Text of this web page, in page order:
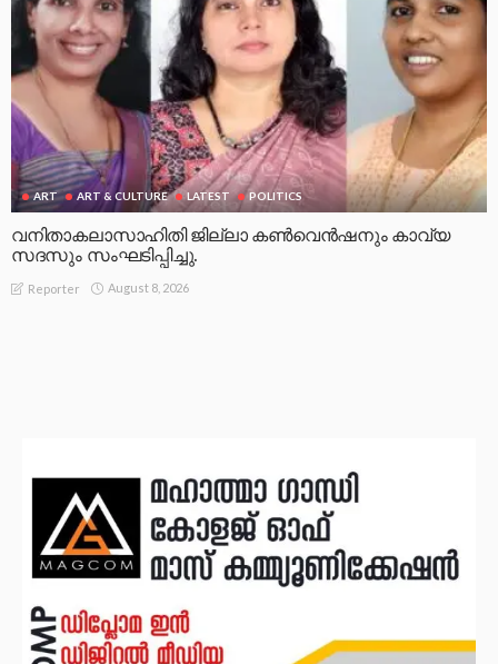
ART ART & CULTURE LATEST POLITICS
വനിതാകലാസാഹിതി ജില്ലാ കൺവെൻഷനും കാവ്യ
സദസും സംഘടിപ്പിച്ചു.
Reporter August 8, 2026